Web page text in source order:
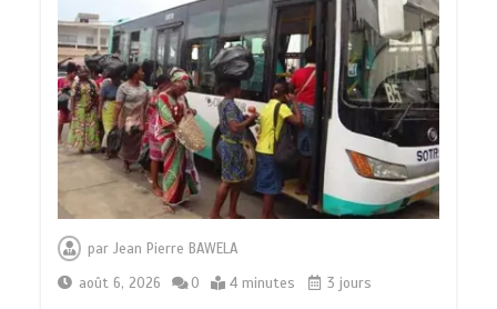
parJean Pierre BAWELA
août 6, 2026
0 4 minutes 3 jours